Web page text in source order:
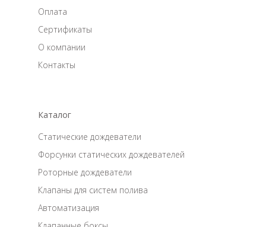
Оплата
Сертификаты
О компании
Контакты
Статические дождеватели
Форсунки статических дождевателей
Роторные дождеватели
Клапаны для систем полива
Автоматизация
Каталог